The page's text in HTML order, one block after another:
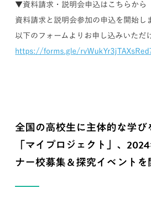
▼資料請求・説明会申込はこちらから
資料請求と説明会参加の申込を開始し
以下のフォームよりお申し込みいただ
https://forms.gle/
全国の高校生に主体的な学び
「マイプロジェクト」、
ナー校募集＆探究イベントを